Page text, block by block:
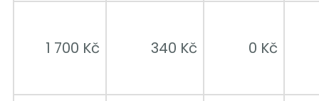
1 700 Kč 340 Kč 0 Kč